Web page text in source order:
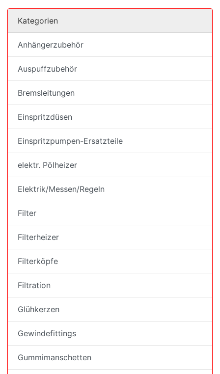
Kategorien
Anhängerzubehör
Auspuffzubehör
Bremsleitungen
Einspritzdüsen
Einspritzpumpen-Ersatzteile
elektr. Pölheizer
Elektrik/Messen/Regeln
Filter
Filterheizer
Filterköpfe
Filtration
Glühkerzen
Gewindefittings
Gummimanschetten